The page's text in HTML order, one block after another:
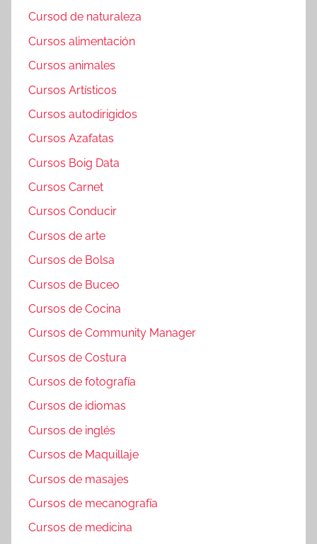
Cursod de naturaleza
Cursos alimentación
Cursos animales
Cursos Artísticos
Cursos autodirigidos
Cursos Azafatas
Cursos Boig Data
Cursos Carnet
Cursos Conducir
Cursos de arte
Cursos de Bolsa
Cursos de Buceo
Cursos de Cocina
Cursos de Community Manager
Cursos de Costura
Cursos de fotografía
Cursos de idiomas
Cursos de inglés
Cursos de Maquillaje
Cursos de masajes
Cursos de mecanografía
Cursos de medicina